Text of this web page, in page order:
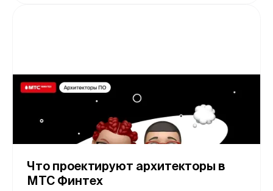
Что проектируют архитекторы в
МТС Финтех